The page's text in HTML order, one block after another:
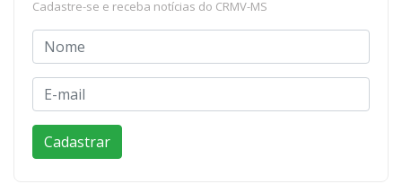
Cadastre-se e receba notícias do CRMV-MS